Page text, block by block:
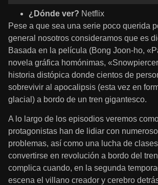
¿Dónde ver? Netflix
Pese a que sea una serie poco querida
general nosotros consideramos que es
Basada en la película (Bong Joon-ho,
novela gráfica homónimas,
historia distópica donde cientos de
sobrevivir al apocalipsis (esta vez en
glacial) a bordo de un tren gigantesco.
A lo largo de los episodios veremos
protagonistas han de lidiar con
problemas, así como una lucha de
convertirse en revolución a bordo del
complica cuando, en la segunda
escena el villano creador y cerebro